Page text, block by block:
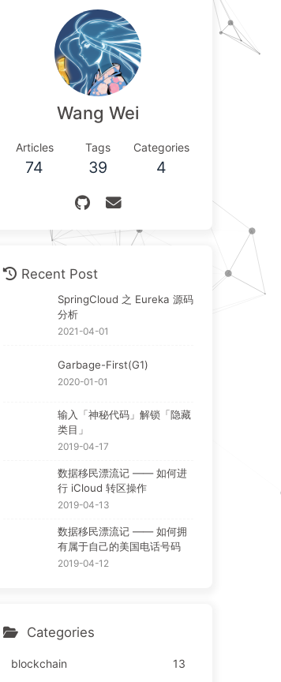
Wang Wei
Articles
74
Tags
39
Categories
4
Recent Post
SpringCloud 之 Eureka 源码
分析
2021-04-01
Garbage-First(G1)
2020-01-01
输入「神秘代码」解锁「隐藏
类目」
2019-04-17
数据移民漂流记 —— 如何进
行 iCloud 转区操作
2019-04-13
数据移民漂流记 —— 如何拥
有属于自己的美国电话号码
2019-04-12
Categories
blockchain
13